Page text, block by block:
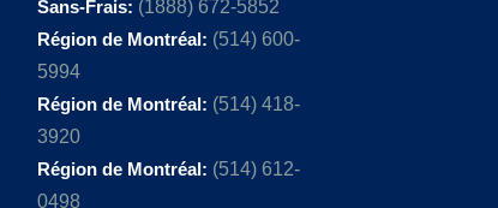
Sans-Frais: (1888) 672-5852
Région de Montréal: (514) 600-
5994
Région de Montréal: (514) 418-
3920
Région de Montréal: (514) 612-
0498